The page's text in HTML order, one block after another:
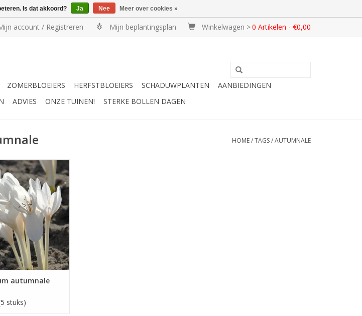
account / Registreren Mijn beplantingsplan Winkelwagen >0 Artikelen - €0,00
ZOMERBLOEIERS HERFSTBLOEIERS SCHADUWPLANTEN
AANBIEDINGEN
ADVIES ONZE TUINEN! STERKE BOLLEN DAGEN
HOME/TAGS/AUTUMNALE
Herfsttijloos
okt, wit, 15 cm
EN KOPEN
autumnale
stuks)
Is dat akkoord? Ja Nee Meer over cookies »